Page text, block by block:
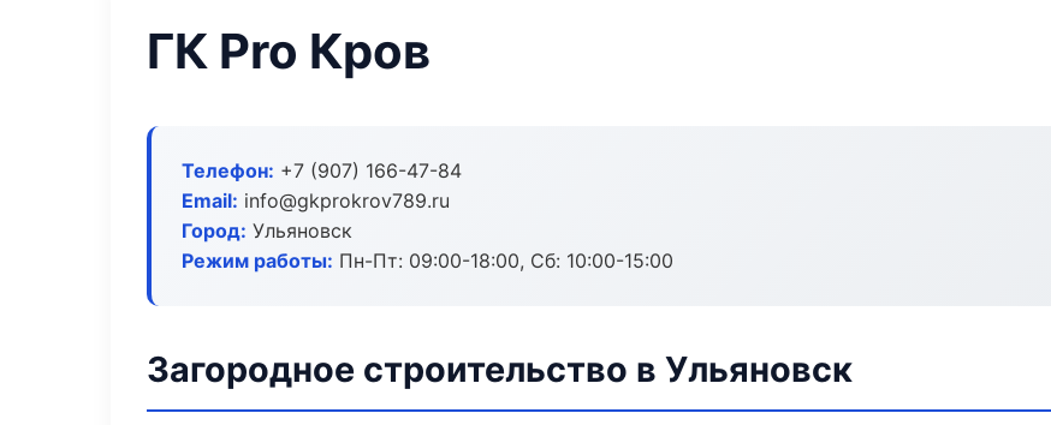
ГК Pro Кров
Телефон: +7 (907) 166-47-84
Email: info@gkprokrov789.ru
Город: Ульяновск
Режим работы: Пн-Пт: 09:00-18:00, Сб: 10:00-15:00
Загородное строительство в Ульяновск